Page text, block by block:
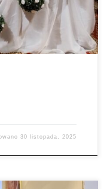
30 listopada, 2025